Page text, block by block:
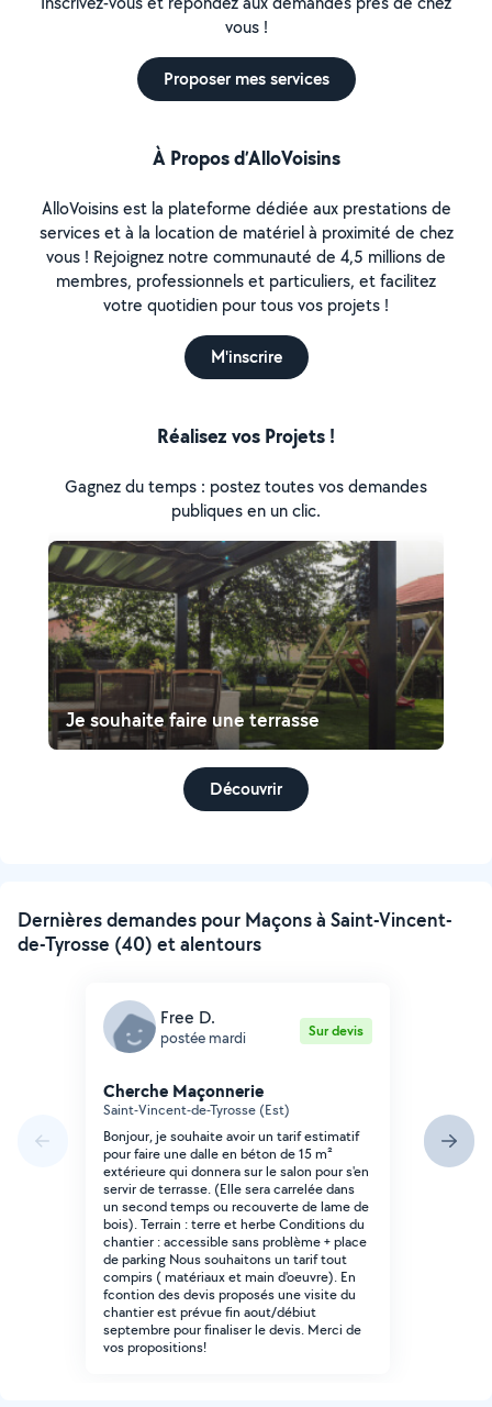
vous !
Proposer mes services
À Propos d’AlloVoisins
AlloVoisins est la plateforme dédiée aux prestations de
services et à la location de matériel à proximité de chez
vous ! Rejoignez notre communauté de 4,5 millions de
membres, professionnels et particuliers, et facilitez
votre quotidien pour tous vos projets !
M'inscrire
Réalisez vos Projets !
Gagnez du temps : postez toutes vos demandes
publiques en un clic.
Je souhaite faire une terrasse
Découvrir
Dernières demandes pour Maçons à Saint-Vincent-
de-Tyrosse (40) et alentours
Free D.
postée mardi Sur devis
Cherche Maçonnerie
Saint-Vincent-de-Tyrosse (Est)
Bonjour, je souhaite avoir un tarif estimatif
pour faire une dalle en béton de 15 m²
extérieure qui donnera sur le salon pour s'en
servir de terrasse. (Elle sera carrelée dans
un second temps ou recouverte de lame de
bois). Terrain : terre et herbe Conditions du
chantier : accessible sans problème + place
de parking Nous souhaitons un tarif tout
compirs ( matériaux et main d'oeuvre). En
fcontion des devis proposés une visite du
chantier est prévue fin aout/débiut
septembre pour finaliser le devis. Merci de
vos propositions!